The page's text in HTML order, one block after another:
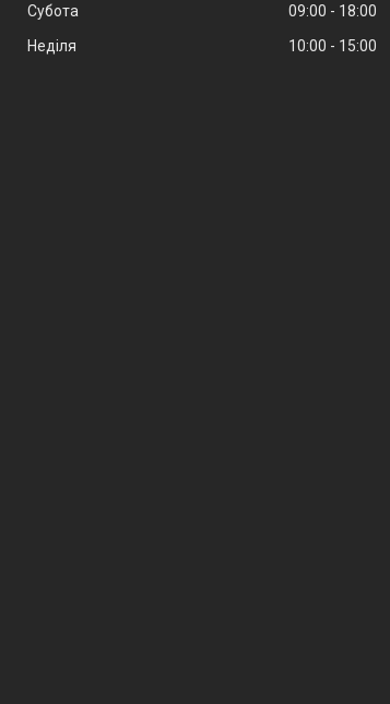
Субота
09:00
18:00
Неділя
10:00 15:00